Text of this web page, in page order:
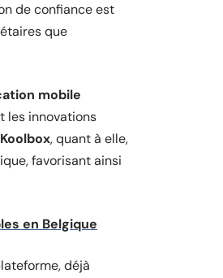
de confiance est
que
mobile
les innovations
Koolbox, quant à elle,
favorisant ainsi
en Belgique
déjà